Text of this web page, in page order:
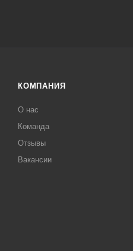
КОМПАНИЯ
О нас
Команда
Отзывы
Вакансии